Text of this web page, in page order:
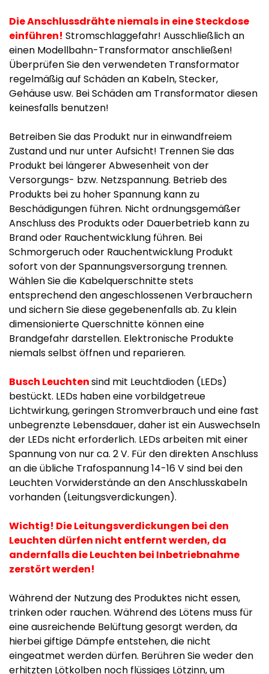
Die Anschlussdrähte niemals in eine Steckdose
einführen! Stromschlaggefahr! Ausschließlich an
einen Modellbahn-Transformator anschließen!
Überprüfen Sie den verwendeten Transformator
regelmäßig auf Schäden an Kabeln, Stecker,
Gehäuse usw. Bei Schäden am Transformator diesen
keinesfalls benutzen!
Betreiben Sie das Produkt nur in einwandfreiem
Zustand und nur unter Aufsicht! Trennen Sie das
Produkt bei längerer Abwesenheit von der
Versorgungs- bzw. Netzspannung. Betrieb des
Produkts bei zu hoher Spannung kann zu
Beschädigungen führen. Nicht ordnungsgemäßer
Anschluss des Produkts oder Dauerbetrieb kann zu
Brand oder Rauchentwicklung führen. Bei
Schmorgeruch oder Rauchentwicklung Produkt
sofort von der Spannungsversorgung trennen.
Wählen Sie die Kabelquerschnitte stets
entsprechend den angeschlossenen Verbrauchern
und sichern Sie diese gegebenenfalls ab. Zu klein
dimensionierte Querschnitte können eine
Brandgefahr darstellen. Elektronische Produkte
niemals selbst öffnen und reparieren.
Busch Leuchtensind mit Leuchtdioden (LEDs)
bestückt. LEDs haben eine vorbildgetreue
Lichtwirkung, geringen Stromverbrauch und eine fast
unbegrenzte Lebensdauer, daher ist ein Auswechseln
der LEDs nicht erforderlich. LEDs arbeiten mit einer
Spannung von nur ca. 2 V. Für den direkten Anschluss
an die übliche Trafospannung 14-16 V sind bei den
Leuchten Vorwiderstände an den Anschlusskabeln
vorhanden (Leitungsverdickungen).
Wichtig! Die Leitungsverdickungen bei den
Leuchten dürfen nicht entfernt werden, da
andernfalls die Leuchten bei Inbetriebnahme
zerstört werden!
Während der Nutzung des Produktes nicht essen,
trinken oder rauchen. Während des Lötens muss für
eine ausreichende Belüftung gesorgt werden, da
hierbei giftige Dämpfe entstehen, die nicht
eingeatmet werden dürfen. Berühren Sie weder den
erhitzten Lötkolben noch flüssiges Lötzinn, um